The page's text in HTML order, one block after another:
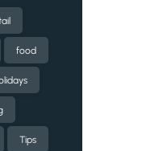
food
Tips